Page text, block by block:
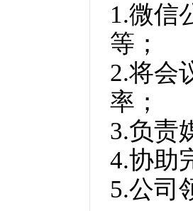
1.微信
等；
2.将会
率；
3.负责
4.协助
5.公司